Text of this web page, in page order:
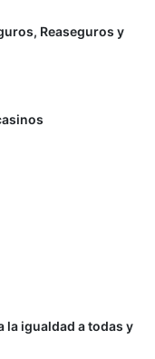
Reaseguros y
la igualdad a todas y